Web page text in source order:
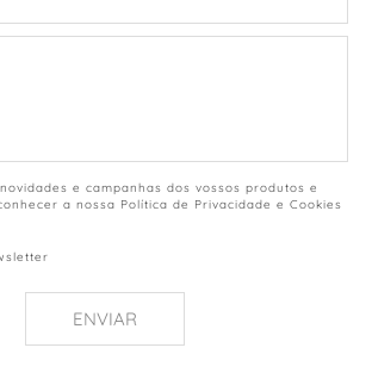
e campanhas dos vossos produtos e
a nossa Política de Privacidade e Cookies
ENVIAR